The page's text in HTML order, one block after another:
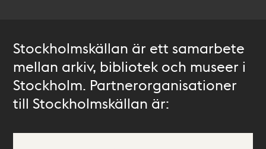
Stockholmskällan är ett samarbete
mellan arkiv, bibliotek och museer i
Stockholm. Partnerorganisationer
till Stockholmskällan är: